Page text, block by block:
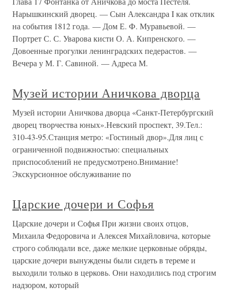
Нарышкинский дворец. — Сын Александра I как отклик
на события 1812 года. — Дом Е. Ф. Муравьевой. —
Портрет С. С. Уварова кисти О. А. Кипренского. —
Довоенные прогулки ленинградских педерастов. —
Вечера у М. Г. Савиной. — Адреса М.
Музей истории Аничкова дворца
Музей истории Аничкова дворца «Санкт-Петербургский
дворец творчества юных».Невский проспект, 39.Тел.:
310-43-95.Станция метро: «Гостиный двор».Для лиц с
ограниченной подвижностью: специальных
приспособлений не предусмотрено.Внимание!
Экскурсионное обслуживание по
Царские дочери и Софья
Царские дочери и Софья При жизни своих отцов,
Михаила Федоровича и Алексея Михайловича, которые
строго соблюдали все, даже мелкие церковные обряды,
царские дочери вынуждены были сидеть в тереме и
выходили только в церковь. Они находились под строгим
надзором, который